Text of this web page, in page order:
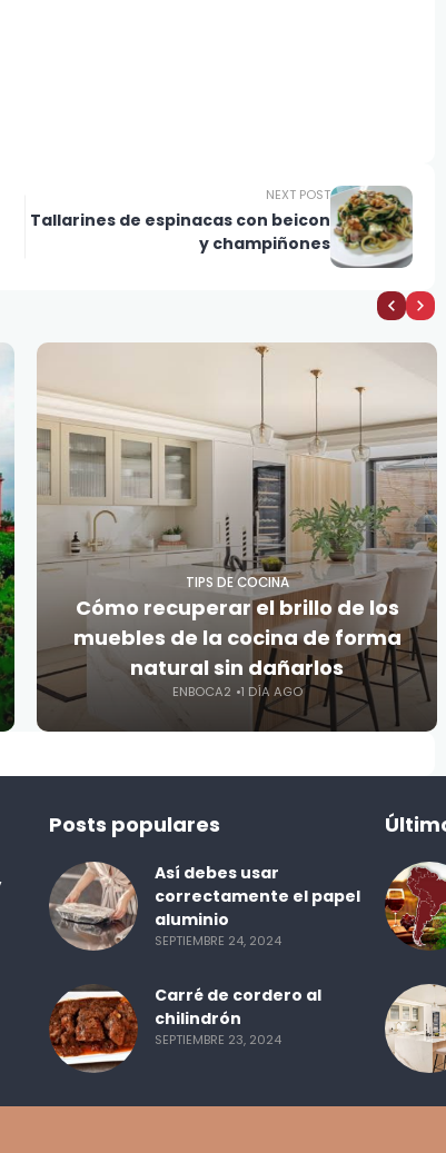
NEXT POST
Tallarines de espinacas con beicon
y champiñones
TIPS DE COCINA
Cómo recuperar el brillo de los
muebles de la cocina de forma
natural sin dañarlos
ENBOCA2 1 DÍA AGO
Posts populares
Así debes usar
correctamente el papel
aluminio
SEPTIEMBRE 24, 2024
Carré de cordero al
chilindrón
SEPTIEMBRE 23, 2024